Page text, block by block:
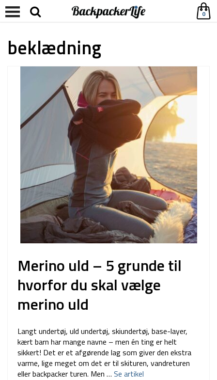
0
beklædning
Merino uld – 5 grunde til
hvorfor du skal vælge
merino uld
Langt undertøj, uld undertøj, skiundertøj, base-layer,
kært barn har mange navne – men én ting er helt
sikkert! Det er et afgørende lag som giver den ekstra
varme, lige meget om det er til skituren, vandreturen
eller backpacker turen. Men … Se artikel